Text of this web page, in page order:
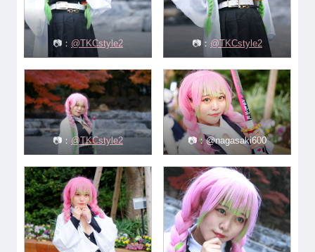
📷： @TKCstyle2 📷： @TKCstyle2
📷： @TKCstyle2 📷：@nagasaki600